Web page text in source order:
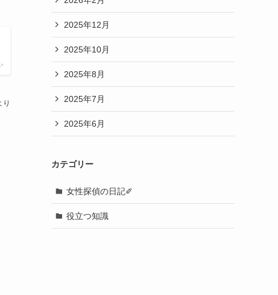
2025年12月
2025年10月
2025年8月
2025年7月
2025年6月
カテゴリー
女性探偵の日記✐
役立つ知識